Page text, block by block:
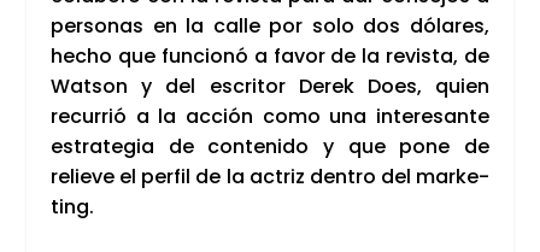
per­so­nas en la calle por solo dos dóla­res,
hecho que fun­cio­nó a favor de la revis­ta, de
Watson y del escri­tor Derek Does, quien
recu­rrió a la acción como una intere­san­te
estra­te­gia de con­te­ni­do y que pone de
relie­ve el per­fil de la actriz den­tro del mar­ke­
ting.